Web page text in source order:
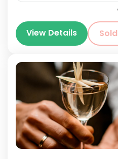
View Details